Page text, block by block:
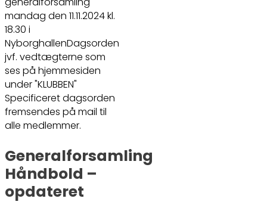
mandag den 11.11.2024 kl.
18.30 i
NyborghallenDagsorden
jvf. vedtægterne som
ses på hjemmesiden
under "KLUBBEN"
Specificeret dagsorden
fremsendes på mail til
alle medlemmer.
Generalforsamling
Håndbold –
opdateret